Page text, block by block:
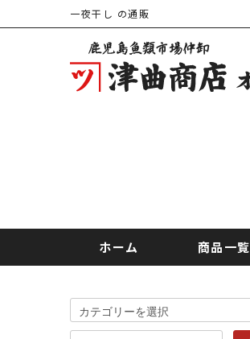
一夜干し の通販
ホーム 商品一覧